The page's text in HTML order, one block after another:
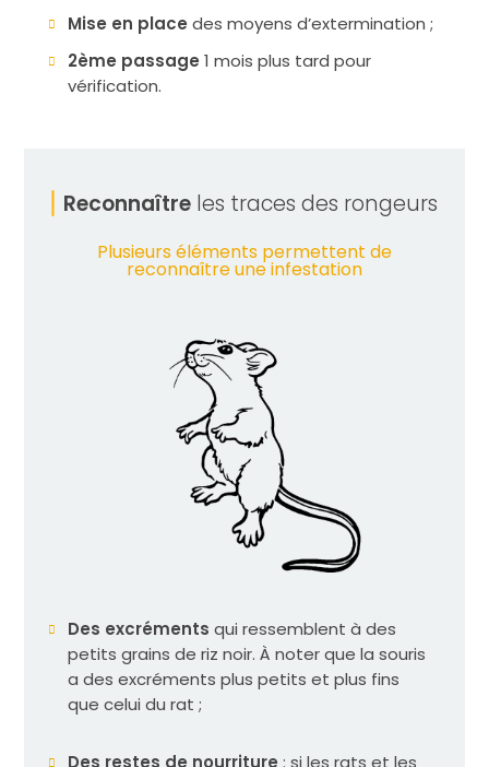
Mise en place des moyens d’extermination ;
2ème passage 1 mois plus tard pour
vérification.
Reconnaître les traces des rongeurs
Plusieurs éléments permettent de
reconnaître une infestation
Des excréments qui ressemblent à des
petits grains de riz noir. À noter que la souris
a des excréments plus petits et plus fins
que celui du rat ;
Des restes de nourriture : si les rats et les